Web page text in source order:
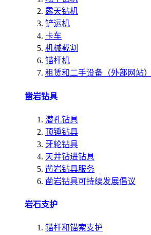
露天钻机
铲运机
卡车
机械截割
锚杆机
租赁和二手设备（外部网站）
凿岩钻具
潜孔钻具
顶锤钻具
牙轮钻具
天井钻进钻具
凿岩钻具服务
凿岩钻具可持续发展倡议
岩石支护
锚杆和锚索支护